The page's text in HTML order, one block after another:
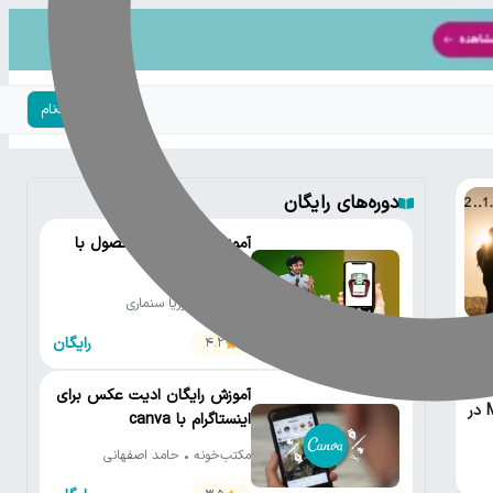
ورود | ثبت‌نام
Metering در
دوره‌های رایگان
آموزش عکاسی از محصول با
دیجی‌کالا • پوریا سنماری
4.2
رایگان
آموزش رایگان ادیت عکس برای
اینستاگرام با canva
مکتب‌خونه • حامد اصفهانی